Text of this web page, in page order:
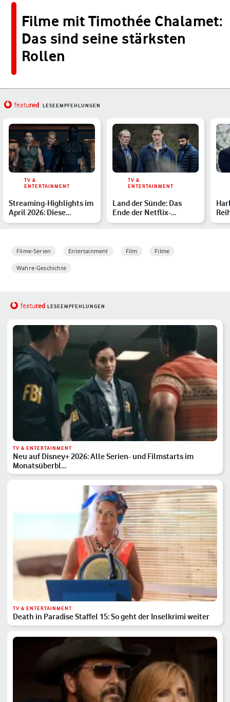
Filme mit Timothée Chalamet:
Das sind seine stärksten
Rollen
featured LESEEMPFEHLUNGEN
TV &
ENTERTAINMENT
Streaming-Highlights im
April 2026: Diese
Neustarts darfst Du nic…
TV &
ENTERTAINMENT
Land der Sünde: Das
Ende der Netflix-
Miniserie erklärt
Filme-Serien Entertainment Film Filme
Wahre-Geschichte
featured LESEEMPFEHLUNGEN
TV & ENTERTAINMENT
Neu auf Disney+ 2026: Alle Serien- und Filmstarts im
Monatsüberbl…
TV & ENTERTAINMENT
Death in Paradise Staffel 15: So geht der Inselkrimi weiter